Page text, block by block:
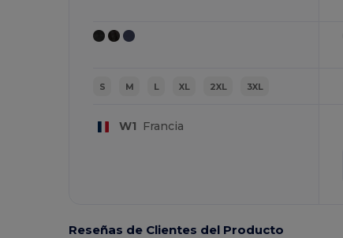
S M L XL 2XL 3XL
W1 Francia
Reseñas de Clientes del Producto